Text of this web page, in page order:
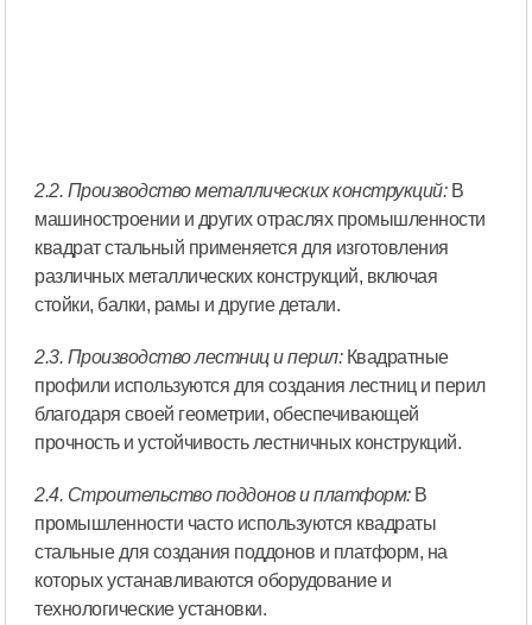
2.2. Производство металлических конструкций:В
машиностроении и других отраслях промышленности
квадрат стальный применяется для изготовления
различных металлических конструкций, включая
стойки, балки, рамы и другие детали.
2.3. Производство лестниц и перил:Квадратные
профили используются для создания лестниц и перил
благодаря своей геометрии, обеспечивающей
прочность и устойчивость лестничных конструкций.
2.4. Строительство поддонов и платформ:В
промышленности часто используются квадраты
стальные для создания поддонов и платформ, на
которых устанавливаются оборудование и
технологические установки.